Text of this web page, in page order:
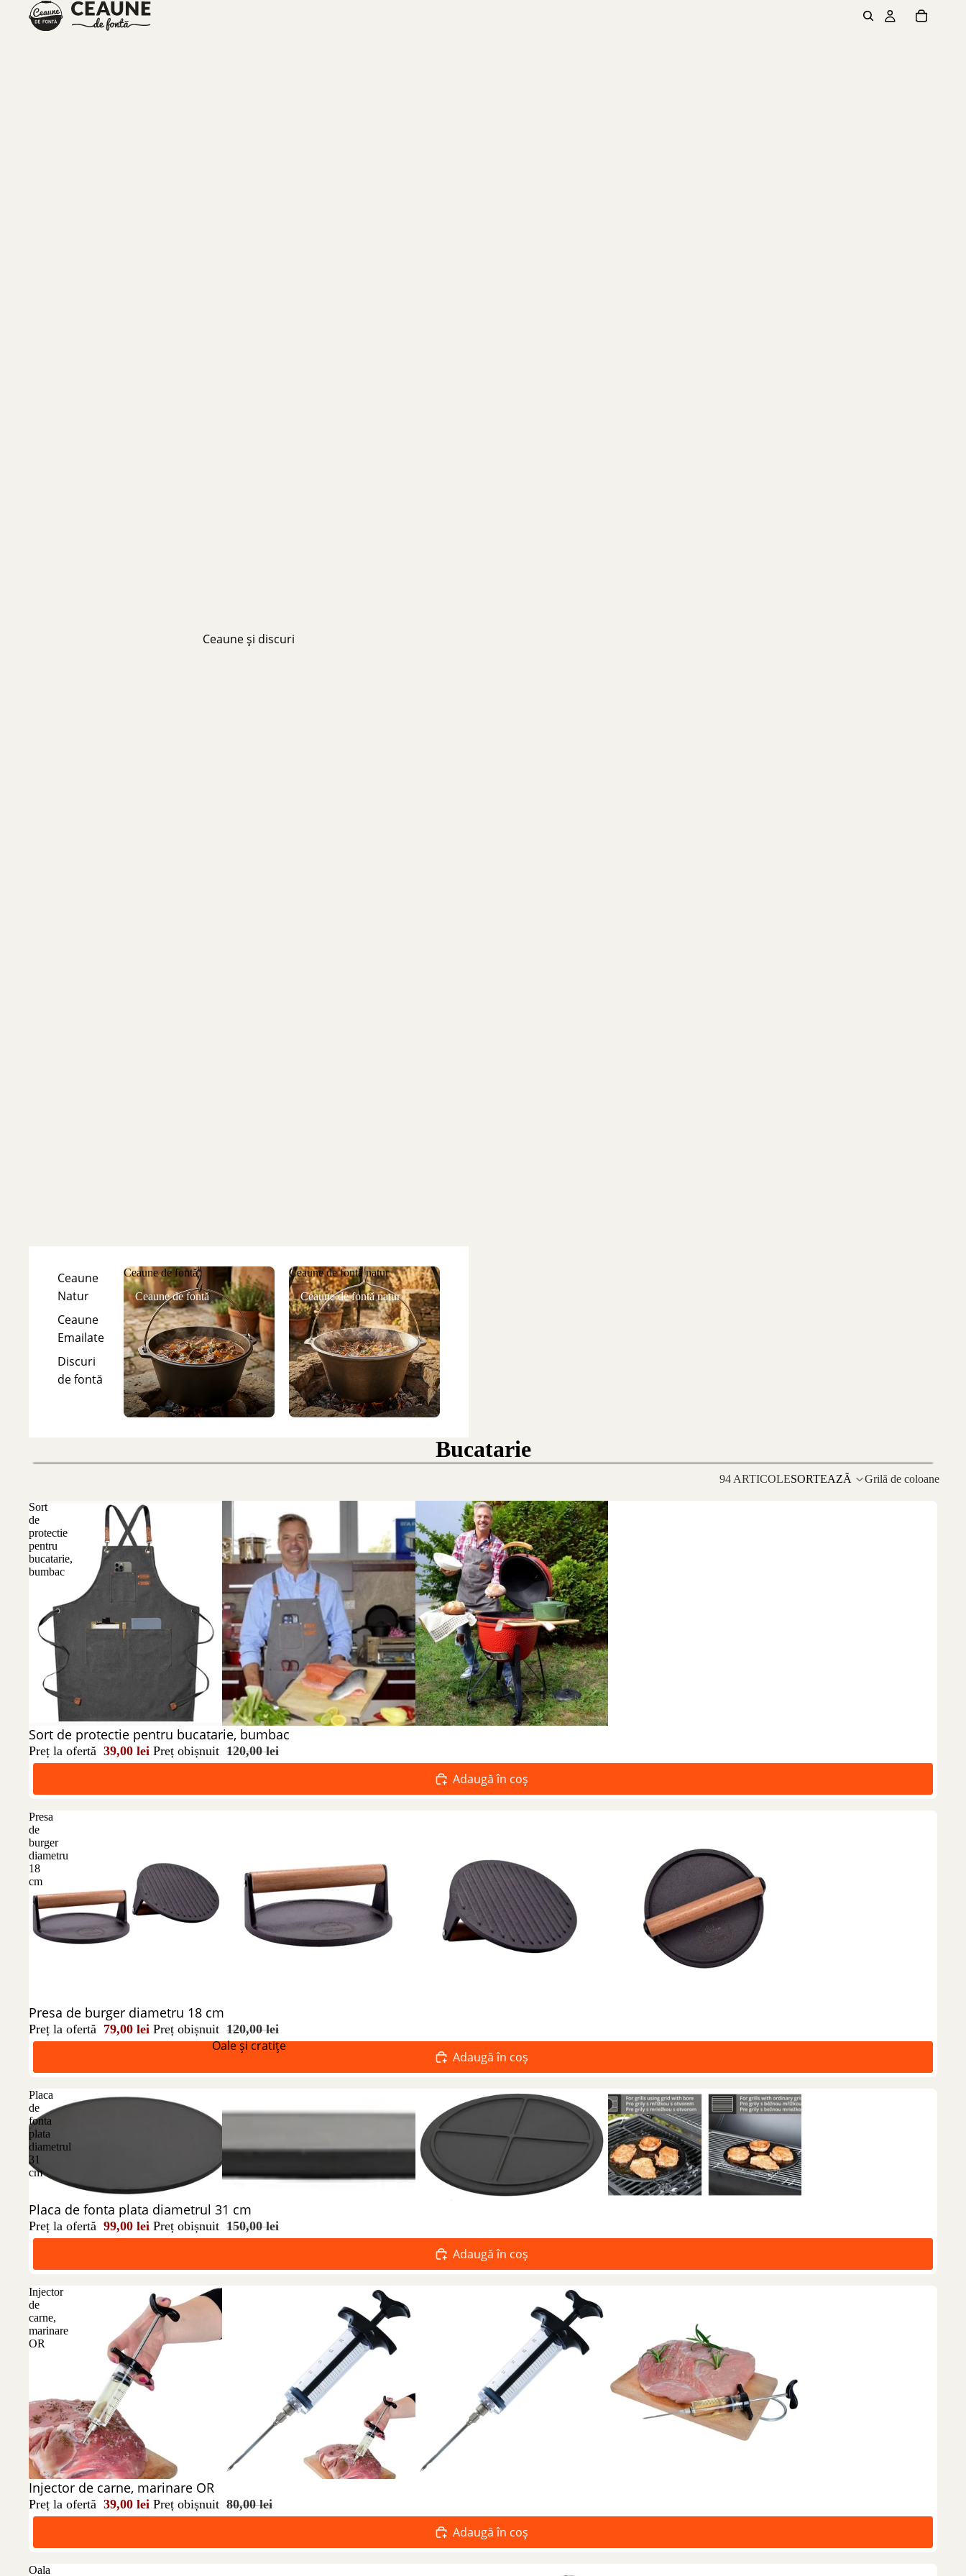
Ceaune și discuri
Ceaune
Natur
Ceaune
Emailate
Discuri
de fontă
Ceaune de fontă
Ceaune de fontă
Ceaune de fontă natur
Ceaune de fontă natur
Oale și cratițe
Bucatarie
94 ARTICOLESORTEAZĂ Grilă de coloane
Sort
de
protectie
pentru
bucatarie,
bumbac
Reducere 68%
Sort de protectie pentru bucatarie, bumbac
Preț la ofertă 39,00 lei Preț obișnuit 120,00 lei
Adaugă în coș
Presa
de
burger
diametru
18
cm
Reducere 34%
Presa de burger diametru 18 cm
Preț la ofertă 79,00 lei Preț obișnuit 120,00 lei
Adaugă în coș
Placa
de
fonta
plata
diametrul
31
cm
Reducere 34%
Placa de fonta plata diametrul 31 cm
Preț la ofertă 99,00 lei Preț obișnuit 150,00 lei
Adaugă în coș
Injector
de
carne,
marinare
OR
Reducere 51%
Injector de carne, marinare OR
Preț la ofertă 39,00 lei Preț obișnuit 80,00 lei
Adaugă în coș
Oala